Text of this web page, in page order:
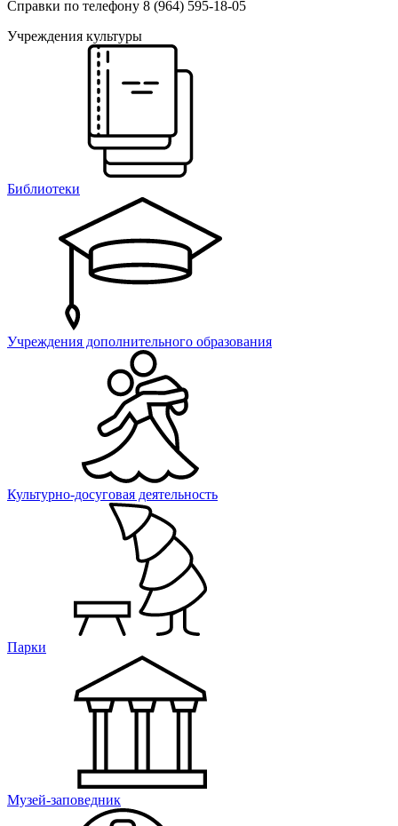
Справки по телефону 8 (964) 595-18-05
Учреждения культуры
Библиотеки
Учреждения дополнительного образования
Культурно-досуговая деятельность
Парки
Музей-заповедник